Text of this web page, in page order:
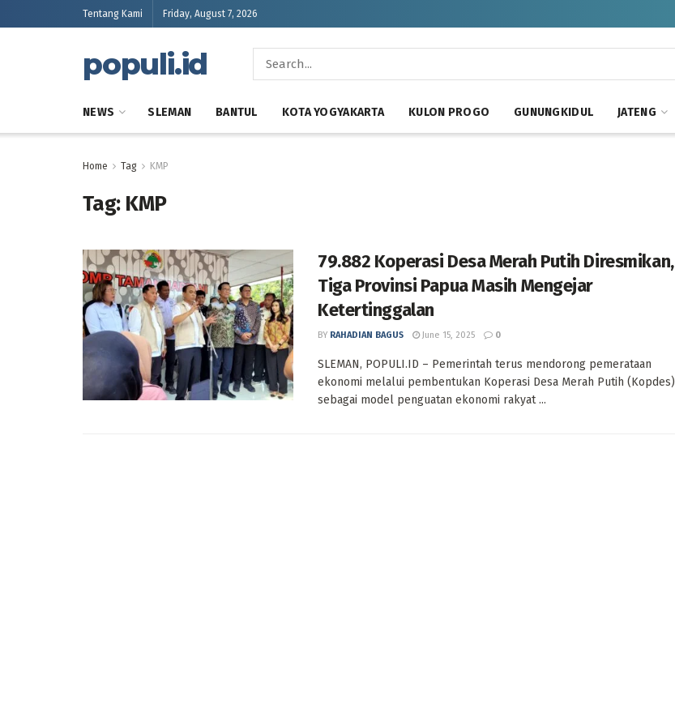
Tentang Kami Friday, August 7, 2026
populi.id
NEWS SLEMAN BANTUL KOTA YOGYAKARTA KULON PROGO GUNUNGKIDUL JATENG
Home Tag KMP
Tag: KMP
79.882 Koperasi Desa Merah Putih Diresmikan,
Tiga Provinsi Papua Masih Mengejar
Ketertinggalan
BY RAHADIAN BAGUS June 15, 2025 0
SLEMAN, POPULI.ID – Pemerintah terus mendorong pemerataan
ekonomi melalui pembentukan Koperasi Desa Merah Putih (Kopdes)
sebagai model penguatan ekonomi rakyat ...